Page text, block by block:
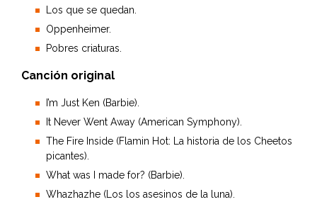
Los que se quedan.
Oppenheimer.
Pobres criaturas.
Canción original
I’m Just Ken (Barbie).
It Never Went Away (American Symphony).
The Fire Inside (Flamin Hot: La historia de los Cheetos
picantes).
What was I made for? (Barbie).
Whazhazhe (Los los asesinos de la luna).